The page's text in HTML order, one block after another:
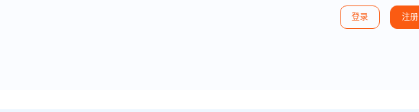
登录 注册